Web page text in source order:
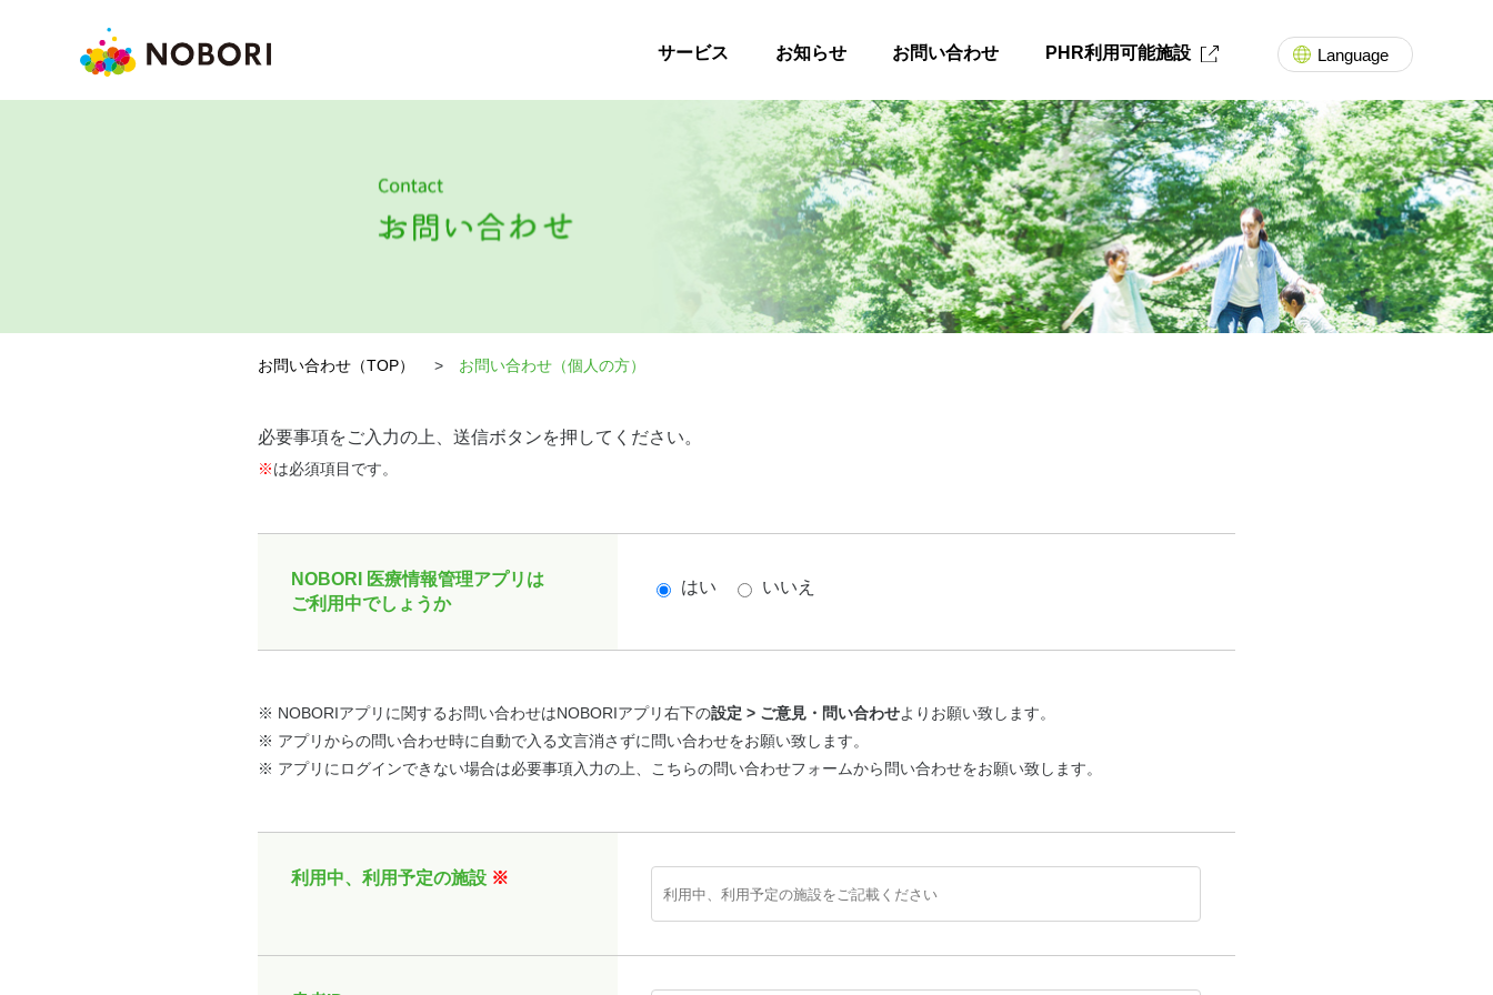
サービス お知らせ お問い合わせ PHR利用可能施設 Language
お問い合わせ（TOP） お問い合わせ（個人の方）
必要事項をご入力の上、送信ボタンを押してください。
※は必須項目です。
NOBORI 医療情報管理アプリは
ご利用中でしょうか
はい いいえ
※ NOBORIアプリに関するお問い合わせはNOBORIアプリ右下の設定 > ご意見・問い合わせよりお願い致します。
※ アプリからの問い合わせ時に自動で入る文言消さずに問い合わせをお願い致します。
※ アプリにログインできない場合は必要事項入力の上、こちらの問い合わせフォームから問い合わせをお願い致します。
利用中、利用予定の施設 ※